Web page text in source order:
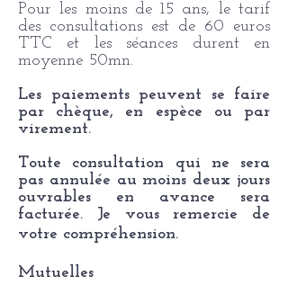
Pour les moins de 15 ans, le tarif
des consultations est de 60 euros
TTC et les séances durent en
moyenne 50mn.
Les paiements peuvent se faire
par chèque, en espèce ou par
virement.
Toute consultation qui ne sera
pas annulée au moins deux jours
ouvrables en avance sera
facturée. Je vous remercie de
votre compréhension.
Mutuelles